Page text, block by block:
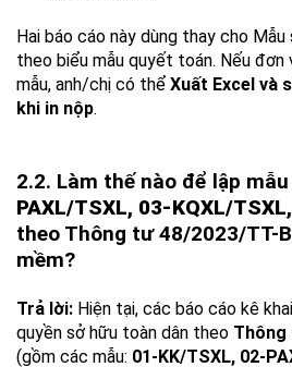
Hai báo cáo này dùng thay cho
theo biểu mẫu quyết toán. Nếu đơn
mẫu, anh/chị có thể Xuất Excel và
khi in nộp.
2.2. Làm thế nào để lập mẫu
PAXL/TSXL, 03-KQXL/
theo Thông tư 48/2023/TT-
mềm?
Trả lời: Hiện tại, các báo cáo kê
quyền sở hữu toàn dân theo Thông
(gồm các mẫu: 01-KK/TSXL, 02-